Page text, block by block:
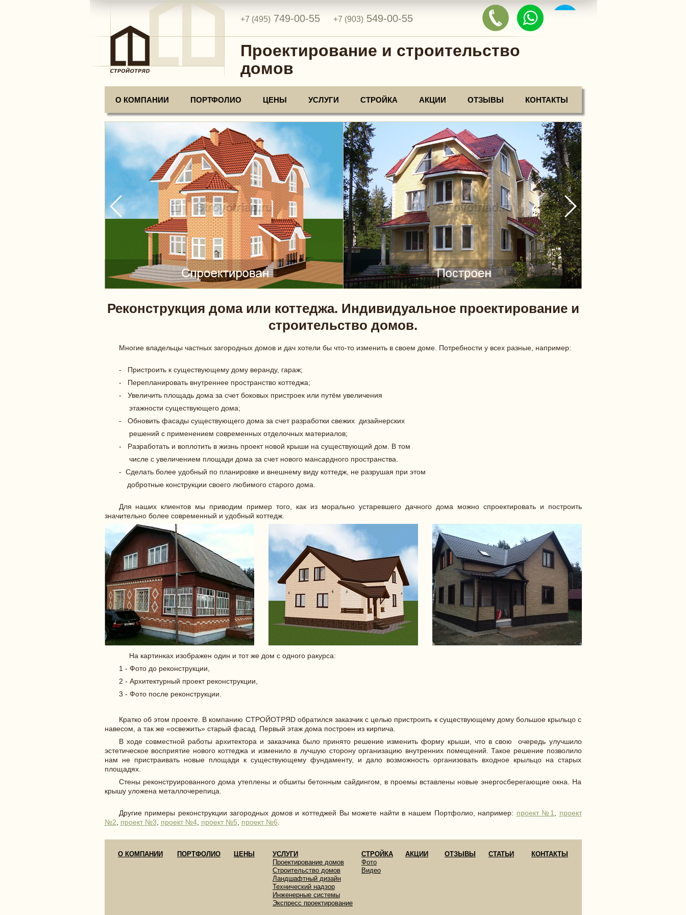
Проектирование и строительство
домов
+7 (495)749-00-55 +7 (903)549-00-55
О КОМПАНИИ ПОРТФОЛИО ЦЕНЫ УСЛУГИ СТРОЙКА АКЦИИ ОТЗЫВЫ КОНТАКТЫ
Реконструкция дома или коттеджа. Индивидуальное проектирование и
строительство домов.
Многие владельцы частных загородных домов и дач хотели бы что-то изменить в своем доме. Потребности у всех разные, например:
- Пристроить к существующему дому веранду, гараж;
- Перепланировать внутреннее пространство коттеджа;
- Увеличить площадь дома за счет боковых пристроек или путём увеличения
этажности существующего дома;
- Обновить фасады существующего дома за счет разработки свежих дизайнерских
решений с применением современных отделочных материалов;
- Разработать и воплотить в жизнь проект новой крыши на существующий дом. В том
числе с увеличением площади дома за счет нового мансардного пространства.
- Сделать более удобный по планировке и внешнему виду коттедж, не разрушая при этом
добротные конструкции своего любимого старого дома.
Для наших клиентов мы приводим пример того, как из морально устаревшего дачного дома можно спроектировать и построить
значительно более современный и удобный коттедж.
На картинках изображен один и тот же дом с одного ракурса:
1 - Фото до реконструкции,
2 - Архитектурный проект реконструкции,
3 - Фото после реконструкции.
Кратко об этом проекте. В компанию СТРОЙОТРЯD обратился заказчик с целью пристроить к существующему дому большое крыльцо с
навесом, а так же «освежить» старый фасад. Первый этаж дома построен из кирпича.
В ходе совместной работы архитектора и заказчика было принято решение изменить форму крыши, что в свою очередь улучшило
эстетическое восприятие нового коттеджа и изменило в лучшую сторону организацию внутренних помещений. Такое решение позволило
нам не пристраивать новые площади к существующему фундаменту, и дало возможность организовать входное крыльцо на старых
площадях.
Стены реконструированного дома утеплены и обшиты бетонным сайдингом, в проемы вставлены новые энергосберегающие окна. На
крышу уложена металлочерепица.
Другие примеры реконструкции загородных домов и коттеджей Вы можете найти в нашем Портфолио, например: проект №1
проект
№2
проект №3 проект №4, проект №5 проект №6
О КОМПАНИИ ПОРТФОЛИО ЦЕНЫ
УСЛУГИ
Проектирование домов
Строительство домов
Ландшафтный дизайн
Технический надзор
Инженерные системы
Экспресс проектирование
СТРОЙКА
Фото
Видео
АКЦИИ ОТЗЫВЫ СТАТЬИ КОНТАКТЫ